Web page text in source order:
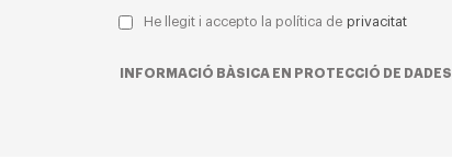
He llegit i accepto la política de privacitat
INFORMACIÓ BÀSICA EN PROTECCIÓ DE DADES